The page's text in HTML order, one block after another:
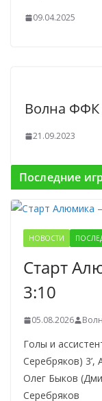
09.04.2025
Волна ФФК
21.09.2023
Последние
НОВОСТИ
Старт
3:10
05.08.2026
Голы и
Серебряков) 3’,
Олег Быков
Серебряков